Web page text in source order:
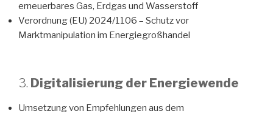
erneuerbares Gas, Erdgas und Wasserstoff
Verordnung (EU) 2024/1106 – Schutz vor
Marktmanipulation im Energiegroßhandel
3. Digitalisierung der Energiewende
Umsetzung von Empfehlungen aus dem